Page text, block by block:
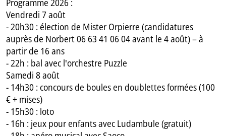
Vendredi 7 août
- 20h30 : élection de Mister Orpierre (candidatures
auprès de Norbert 06 63 41 06 04 avant le 4 août) – à
partir de 16 ans
- 22h : bal avec l'orchestre Puzzle
Samedi 8 août
- 14h30 : concours de boules en doublettes formées (100
€ + mises)
- 15h30 : loto
- 16h : jeux pour enfants avec Ludambule (gratuit)